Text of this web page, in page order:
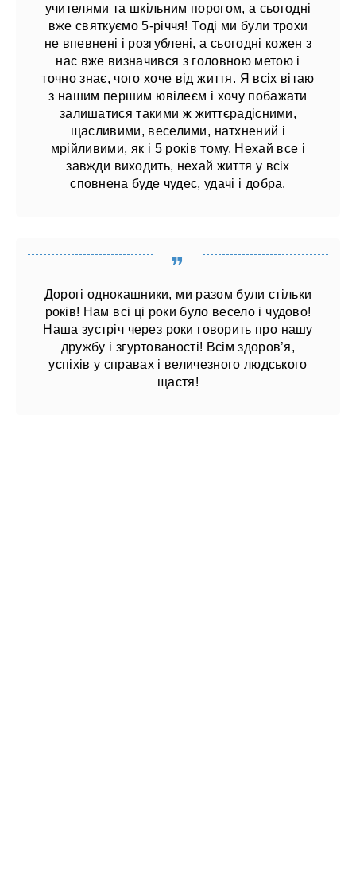
учителями та шкільним порогом, а сьогодні
вже святкуємо 5-річчя! Тоді ми були трохи
не впевнені і розгублені, а сьогодні кожен з
нас вже визначився з головною метою і
точно знає, чого хоче від життя. Я всіх вітаю
з нашим першим ювілеєм і хочу побажати
залишатися такими ж життєрадісними,
щасливими, веселими, натхнений і
мрійливими, як і 5 років тому. Нехай все і
завжди виходить, нехай життя у всіх
сповнена буде чудес, удачі і добра.
Дорогі однокашники, ми разом були стільки
років! Нам всі ці роки було весело і чудово!
Наша зустріч через роки говорить про нашу
дружбу і згуртованості! Всім здоров’я,
успіхів у справах і величезного людського
щастя!